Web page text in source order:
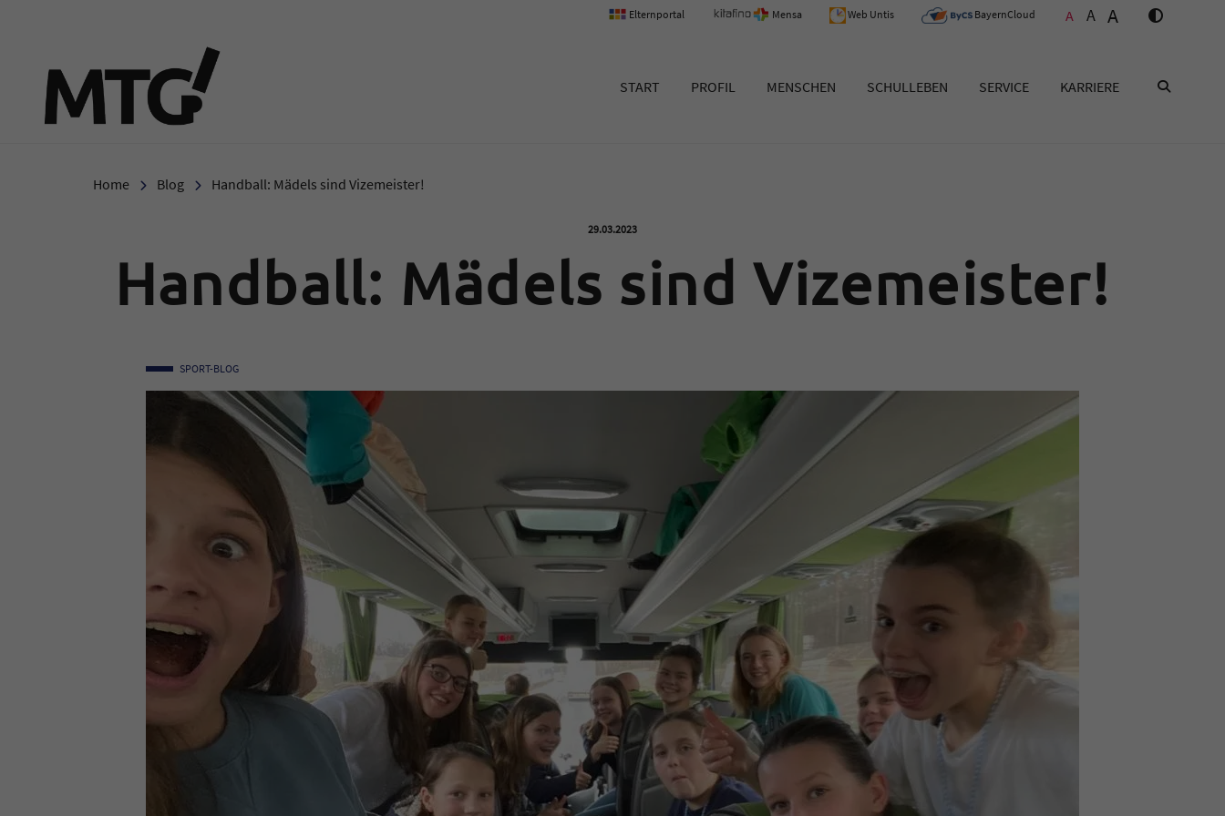
Elternportal Mensa Web Untis BayernCloud A A A
START PROFIL MENSCHEN SCHULLEBEN SERVICE KARRIERE
Home Blog Handball: Mädels sind Vizemeister!
Veröffentlicht am:
29.03.2023
Handball: Mädels sind Vizemeister!
SPORT-BLOG